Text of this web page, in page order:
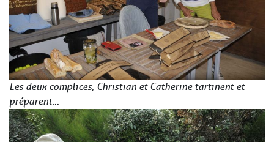
Les deux complices, Christian et Catherine tartinent et
préparent…